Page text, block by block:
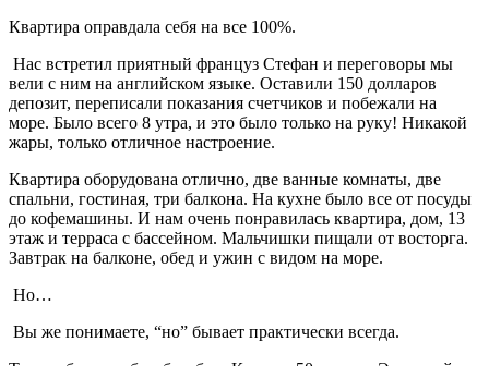
Квартира оправдала себя на все 100%.
Нас встретил приятный француз Стефан и переговоры мы
вели с ним на английском языке. Оставили 150 долларов
депозит, переписали показания счетчиков и побежали на
море. Было всего 8 утра, и это было только на руку! Никакой
жары, только отличное настроение.
Квартира оборудована отлично, две ванные комнаты, две
спальни, гостиная, три балкона. На кухне было все от посуды
до кофемашины. И нам очень понравилась квартира, дом, 13
этаж и терраса с бассейном. Мальчишки пищали от восторга.
Завтрак на балконе, обед и ужин с видом на море.
Но…
Вы же понимаете, “но” бывает практически всегда.